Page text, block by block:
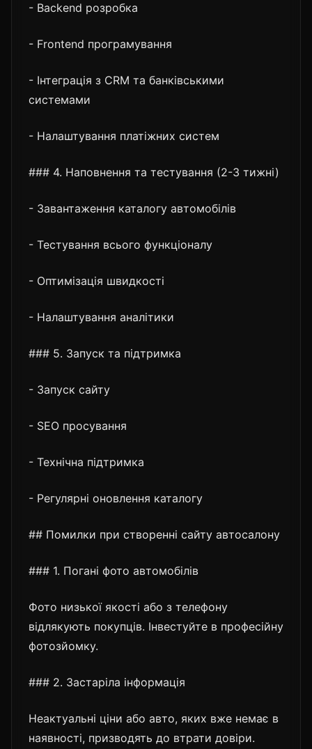
- Backend розробка
- Frontend програмування
- Інтеграція з CRM та банківськими
системами
- Налаштування платіжних систем
### 4. Наповнення та тестування (2-3 тижні)
- Завантаження каталогу автомобілів
- Тестування всього функціоналу
- Оптимізація швидкості
- Налаштування аналітики
### 5. Запуск та підтримка
- Запуск сайту
- SEO просування
- Технічна підтримка
- Регулярні оновлення каталогу
## Помилки при створенні сайту автосалону
### 1. Погані фото автомобілів
Фото низької якості або з телефону
відлякують покупців. Інвестуйте в професійну
фотозйомку.
### 2. Застаріла інформація
Неактуальні ціни або авто, яких вже немає в
наявності, призводять до втрати довіри.